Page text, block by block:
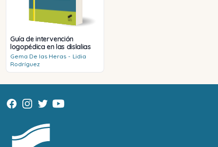
Guía de intervención
logopédica en las dislalias
Gema De las Heras - Lidia
Rodríguez